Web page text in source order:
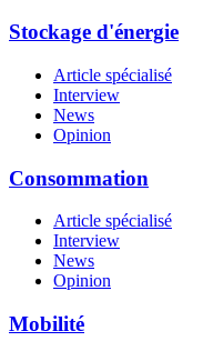
Stockage d'énergie
Article spécialisé
Interview
News
Opinion
Consommation
Article spécialisé
Interview
News
Opinion
Mobilité